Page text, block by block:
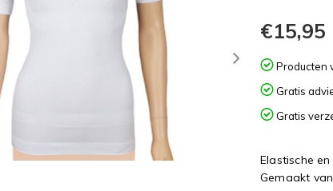
€15,95
Producten
Gratis
Gratis
Elastische
Gemaakt